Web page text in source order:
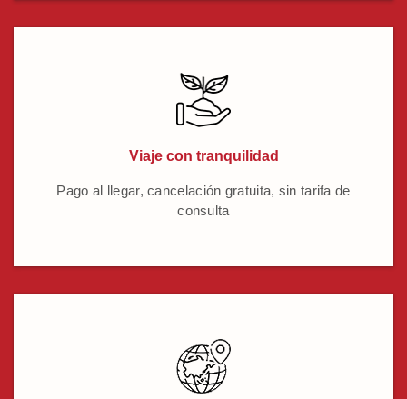
Viaje con tranquilidad
Pago al llegar, cancelación gratuita, sin tarifa de
consulta